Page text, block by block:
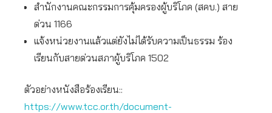
สำนักงานคณะกรรมการคุ้มครองผู้บริโภค (สคบ.) สาย
ด่วน 1166
แจ้งหน่วยงานแล้วแต่ยังไม่ได้รับความเป็นธรรม ร้อง
เรียนกับสายด่วนสภาผู้บริโภค 1502
ตัวอย่างหนังสือร้องเรียน::
https://www.tcc.or.th/document-